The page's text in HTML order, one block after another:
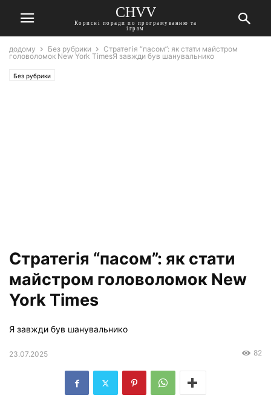
CHVV
Корисні поради по програмуванню та
іграм
додому Без рубрики
Стратегія “пасом”: як стати майстром
головоломок New York TimesЯ завжди був шанувальнико
Без рубрики
Стратегія “пасом”: як стати
майстром головоломок New
York Times
Я завжди був шанувальнико
23.07.2025 82